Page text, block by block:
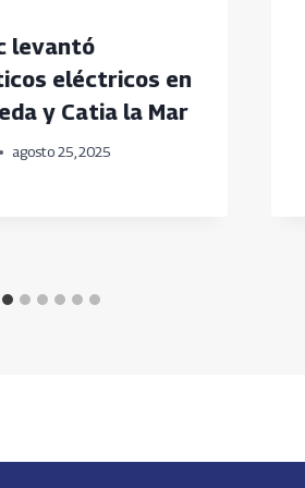
levantó
eléctricos en
y Catia la Mar
agosto 25, 2025